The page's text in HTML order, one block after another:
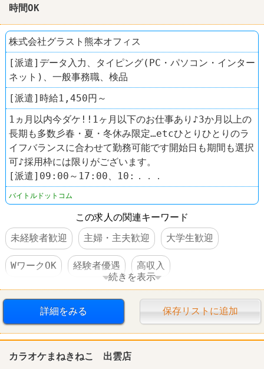
時間OK
株式会社グラスト熊本オフィス
[派遣]データ入力、タイピング(PC・パソコン・インター
ネット)、一般事務職、検品
[派遣]時給1,450円～
1ヵ月以内今ダケ!!1ヶ月以下のお仕事あり♪3か月以上の
長期も多数彡春・夏・冬休み限定…etcひとりひとりのラ
イフバランスに合わせて勤務可能です開始日も期間も選択
可♪採用枠には限りがございます。
[派遣]09:00～17:00、10:．．．
バイトルドットコム
この求人の関連キーワード
未経験者歓迎
主婦・主夫歓迎 大学生歓迎
WワークOK 経験者優遇 高収入
日払い・週払いOK 交通費支給 昇給あり
禁煙・分煙
続きを表示
詳細をみる 保存リストに追加
カラオケまねきねこ 出雲店